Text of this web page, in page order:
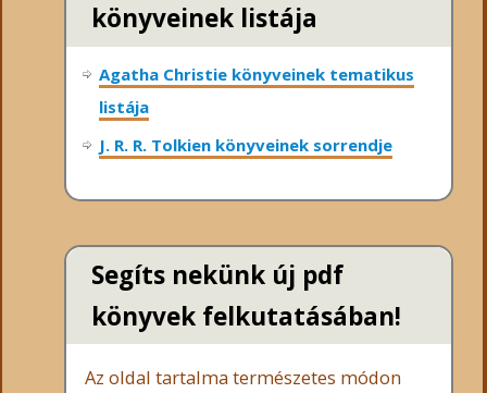
könyveinek listája
Agatha Christie könyveinek tematikus
listája
J. R. R. Tolkien könyveinek sorrendje
Segíts nekünk új pdf
könyvek felkutatásában!
Az oldal tartalma természetes módon